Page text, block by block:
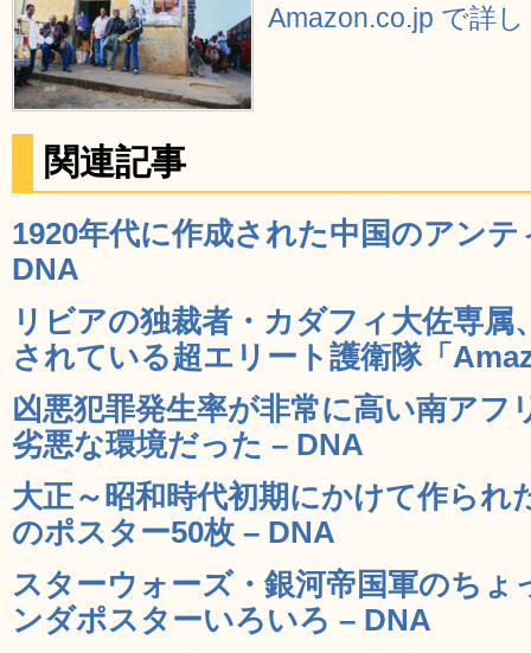
Amazon.co.jp で詳
関連記事
1920年代に作成された中国のアン
DNA
リビアの独裁者・カダフィ大佐専属
されている超エリート護衛隊「
凶悪犯罪発生率が非常に高い南アフ
劣悪な環境だった – DNA
大正～昭和時代初期にかけて作られ
のポスター50枚 – DNA
スターウォーズ・銀河帝国軍のち
ンダポスターいろいろ – DNA